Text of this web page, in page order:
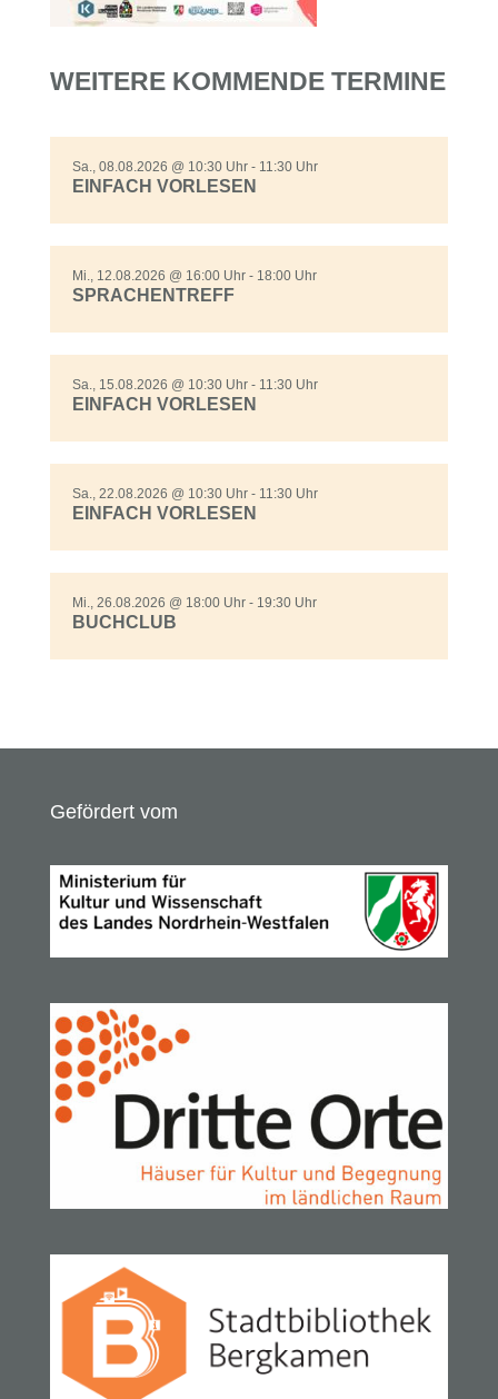
WEITERE KOMMENDE TERMINE
Sa., 08.08.2026 @ 10:30 Uhr - 11:30 Uhr
EINFACH VORLESEN
Mi., 12.08.2026 @ 16:00 Uhr - 18:00 Uhr
SPRACHENTREFF
Sa., 15.08.2026 @ 10:30 Uhr - 11:30 Uhr
EINFACH VORLESEN
Sa., 22.08.2026 @ 10:30 Uhr - 11:30 Uhr
EINFACH VORLESEN
Mi., 26.08.2026 @ 18:00 Uhr - 19:30 Uhr
BUCHCLUB
Gefördert vom